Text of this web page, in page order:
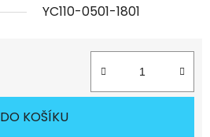
YC110-0501-1801
DO KOŠÍKU